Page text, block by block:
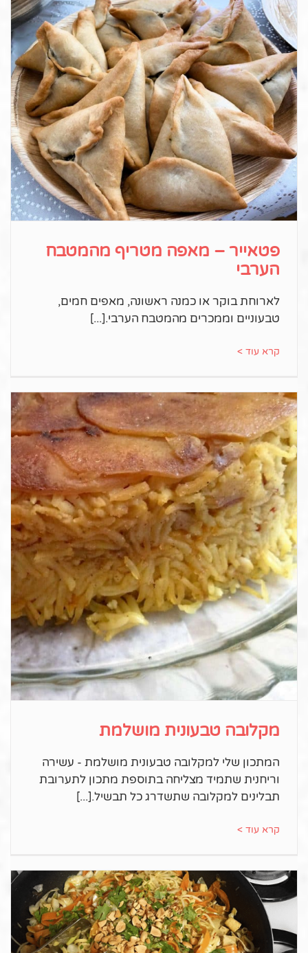
פטאייר – מאפה מטריף מהמטבח
הערבי
לארוחת בוקר או כמנה ראשונה, מאפים חמים,
טבעוניים וממכרים מהמטבח הערבי.
קרא עוד >
מקלובה טבעונית מושלמת
המתכון שלי למקלובה טבעונית מושלמת - עשירה
וריחנית שתמיד מצליחה בתוספת מתכון לתערובת
תבלינים למקלובה שתשדרג כל תבשיל.
קרא עוד >